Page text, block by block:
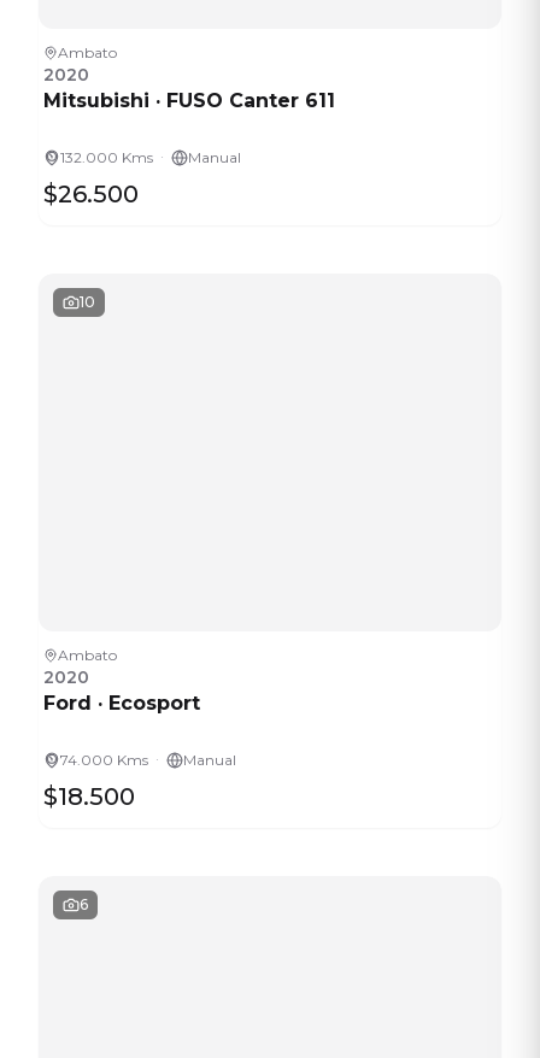
Ambato
2020
Mitsubishi · FUSO Canter 611
132.000 Kms · Manual
$26.500
10
Ambato
2020
Ford · Ecosport
74.000 Kms · Manual
$18.500
6